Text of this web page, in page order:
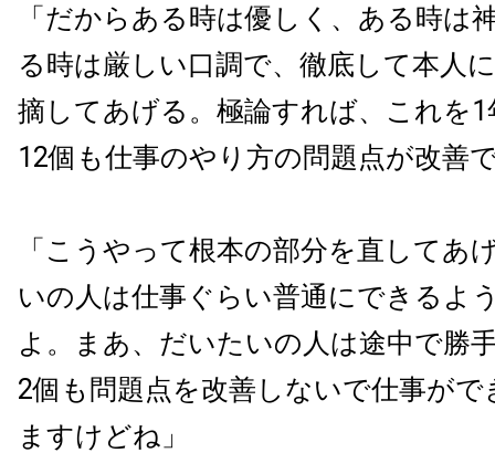
「だからある時は優しく、ある時は
る時は厳しい口調で、徹底して本人
摘してあげる。極論すれば、これを
12個も仕事のやり方の問題点が改善
「こうやって根本の部分を直してあ
いの人は仕事ぐらい普通にできるよ
よ。まあ、だいたいの人は途中で勝
2個も問題点を改善しないで仕事が
ますけどね」